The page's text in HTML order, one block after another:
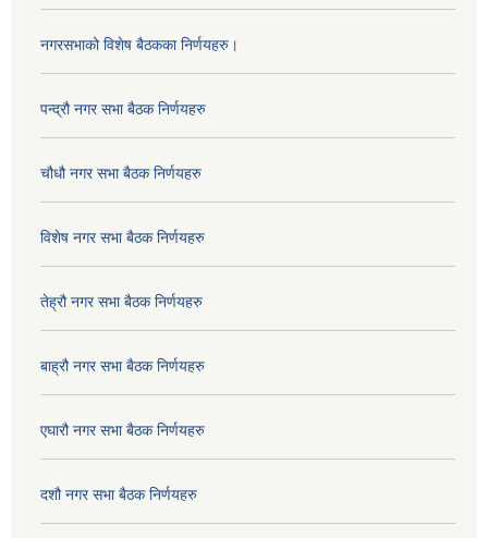
नगरसभाको विशेष बैठकका निर्णयहरु।
पन्द्रौ नगर सभा बैठक निर्णयहरु
चौधौ नगर सभा बैठक निर्णयहरु
विशेष नगर सभा बैठक निर्णयहरु
तेह्रौ नगर सभा बैठक निर्णयहरु
बाह्रौ नगर सभा बैठक निर्णयहरु
एघारौ नगर सभा बैठक निर्णयहरु
दशौ नगर सभा बैठक निर्णयहरु